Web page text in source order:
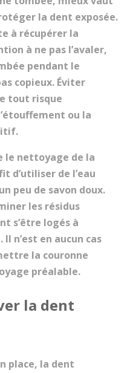
la dent exposée.
à récupérer la
à ne pas l’avaler,
pendant le
copieux. Éviter
tout risque
ou la
le nettoyage de la
d’utiliser de l’eau
peu de savon doux.
les résidus
s’être logés à
n’est en aucun cas
la couronne
préalable.
la dent
place, la dent